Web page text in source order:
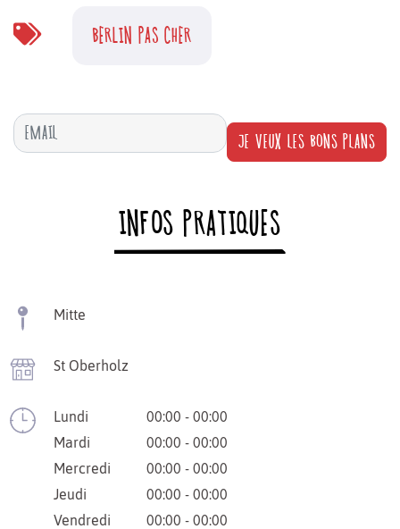
BERLIN PAS CHER
JE VEUX LES BONS PLANS
INFOS PRATIQUES
Mitte
St Oberholz
Lundi
00:00 - 00:00
Mardi
00:00 - 00:00
Mercredi
00:00 - 00:00
Jeudi
00:00 - 00:00
Vendredi
00:00 - 00:00